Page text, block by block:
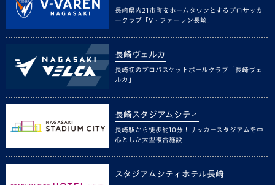
長崎県内21市町をホームタウンとするプロサッカ
ークラブ「V・ファーレン長崎」
長崎ヴェルカ
長崎初のプロバスケットボールクラブ「長崎ヴェ
ルカ」
長崎スタジアムシティ
長崎駅から徒歩約10分！サッカースタジアムを中
心とした大型複合施設
スタジアムシティホテル長崎